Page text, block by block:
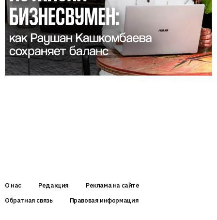
О нас Редакция
Реклама на сайте
Обратная связь
Правовая информация